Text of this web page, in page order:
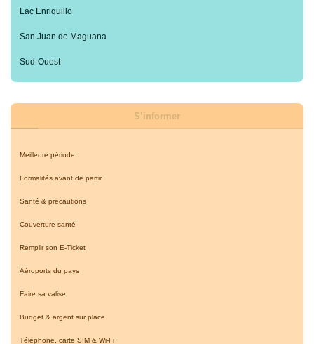
Lac Enriquillo
San Juan de Maguana
Sud-Ouest
S’informer
Meilleure période
Formalités avant de partir
Santé & précautions
Couverture santé
Remplir son E-Ticket
Aéroports du pays
Faire sa valise
Budget & argent sur place
Téléphone, carte SIM & Wi-Fi